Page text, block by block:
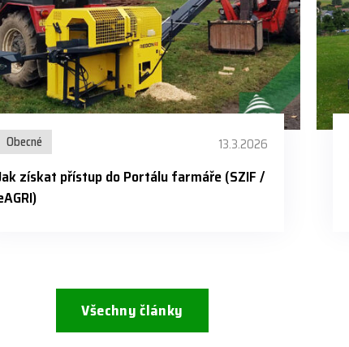
Obecné 13.3.2026
získat přístup do Portálu farmáře (SZIF /
Všechny články